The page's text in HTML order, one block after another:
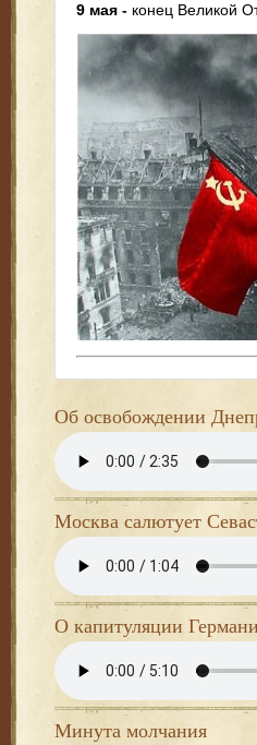
9 мая - конец Великой
Об освобождении
Москва салютует
О капитуляции
Минута молчания